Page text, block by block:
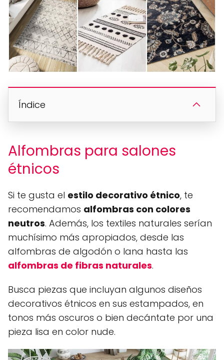
Índice
Alfombras para salones
étnicos
Si te gusta el estilo decorativo étnico, te
recomendamos alfombras con colores
neutros. Además, los textiles naturales serían
muchísimo más apropiados, desde las
alfombras de algodón o lana hasta las
alfombras de fibras naturales.
Busca piezas que incluyan algunos diseños
decorativos étnicos en sus estampados, en
tonos más oscuros o bien decántate por una
pieza lisa en color nude.